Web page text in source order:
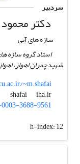
سردبیر
دکتر
سازه های آبی
استاد گروه سازه
شهیدچمران اهواز،
~m.shafai
shafai
iha.ir
3688-9561
h-index:12